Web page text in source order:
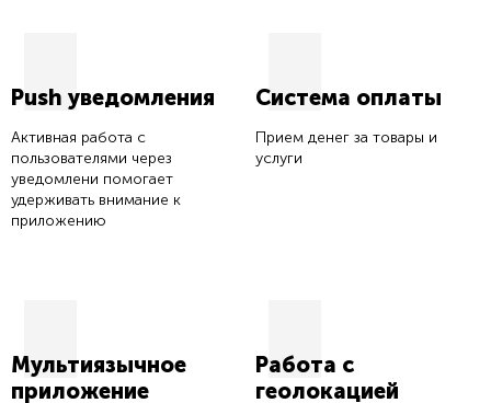
Push уведомления
Активная работа с
пользователями через
уведомлени помогает
удерживать внимание к
приложению
Система оплаты
Прием денег за товары и
услуги
Мультиязычное
приложение
Работа с
геолокацией